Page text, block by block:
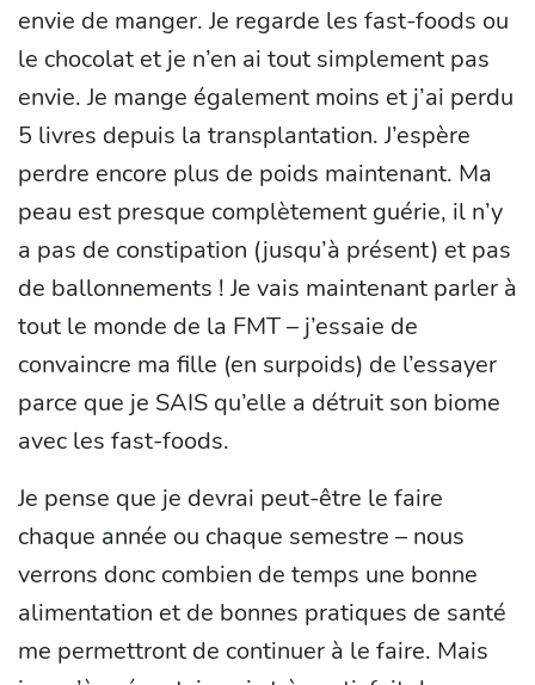
envie de manger. Je regarde les fast-foods ou
le chocolat et je n’en ai tout simplement pas
envie. Je mange également moins et j’ai perdu
5 livres depuis la transplantation. J’espère
perdre encore plus de poids maintenant. Ma
peau est presque complètement guérie, il n’y
a pas de constipation (jusqu’à présent) et pas
de ballonnements ! Je vais maintenant parler à
tout le monde de la FMT – j’essaie de
convaincre ma fille (en surpoids) de l’essayer
parce que je SAIS qu’elle a détruit son biome
avec les fast-foods.
Je pense que je devrai peut-être le faire
chaque année ou chaque semestre – nous
verrons donc combien de temps une bonne
alimentation et de bonnes pratiques de santé
me permettront de continuer à le faire. Mais